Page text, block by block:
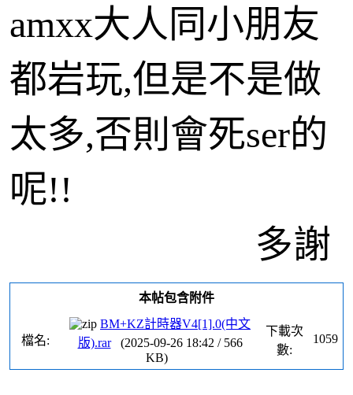
amxx大人同小朋友
都岩玩,但是不是做
太多,否則會死ser的
呢!!
多謝
本帖包含附件
檔名:
BM+KZ計時器V4[1].0(中文
版).rar(2025-09-26 18:42 / 566
KB)
下載次
數:
1059